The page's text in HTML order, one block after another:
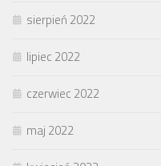
sierpień 2022
lipiec 2022
czerwiec 2022
maj 2022